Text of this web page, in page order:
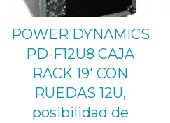
POWER DYNAMICS
PD-F12U8 CAJA
RACK 19′ CON
RUEDAS 12U,
posibilidad de